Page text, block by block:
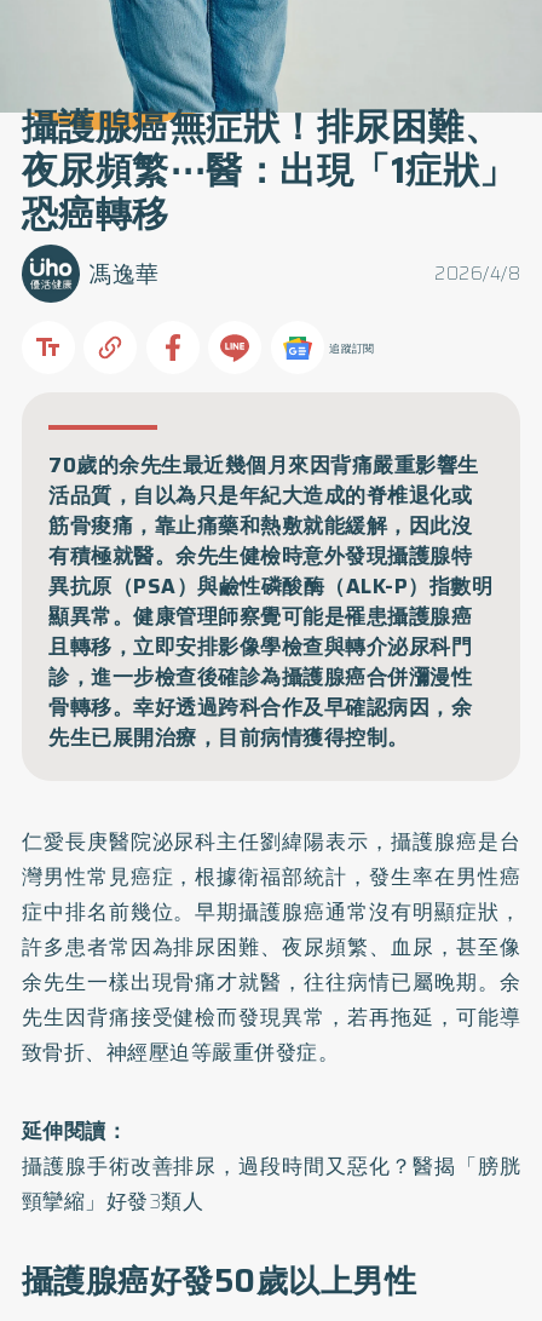
攝護腺癌無症狀！排尿困難、
夜尿頻繁⋯醫：出現「1症狀」
恐癌轉移
2026/4/8
馮逸華
追蹤訂閱
70歲的余先生最近幾個月來因背痛嚴重影響生
活品質，自以為只是年紀大造成的脊椎退化或
筋骨痠痛，靠止痛藥和熱敷就能緩解，因此沒
有積極就醫。余先生健檢時意外發現攝護腺特
異抗原（PSA）與鹼性磷酸酶（ALK-P）指數明
顯異常。健康管理師察覺可能是罹患攝護腺癌
且轉移，立即安排影像學檢查與轉介泌尿科門
診，進一步檢查後確診為攝護腺癌合併瀰漫性
骨轉移。幸好透過跨科合作及早確認病因，余
先生已展開治療，目前病情獲得控制。
仁愛長庚醫院泌尿科主任劉緯陽表示，攝護腺癌是台
灣男性常見癌症，根據衛福部統計，發生率在男性癌
症中排名前幾位。早期攝護腺癌通常沒有明顯症狀，
許多患者常因為排尿困難、夜尿頻繁、血尿，甚至像
余先生一樣出現骨痛才就醫，往往病情已屬晚期。余
先生因背痛接受健檢而發現異常，若再拖延，可能導
致骨折、神經壓迫等嚴重併發症。
延伸閱讀：
攝護腺手術改善排尿，過段時間又惡化？醫揭「膀胱
頸攣縮」好發3類人
攝護腺癌好發50歲以上男性